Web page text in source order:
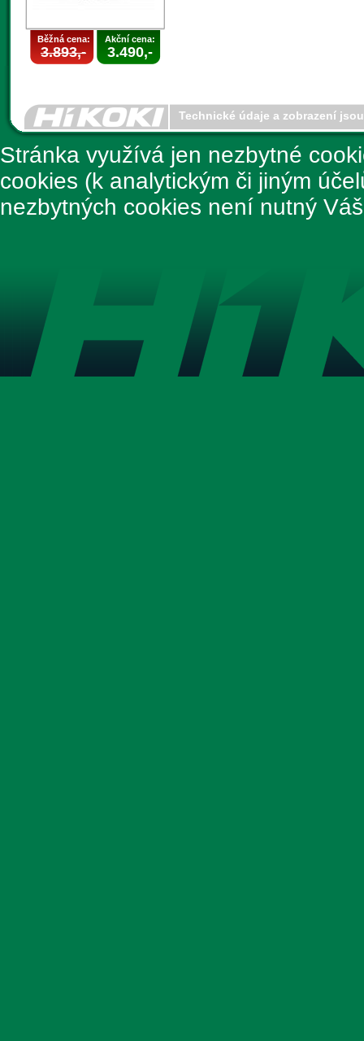
Běžná cena:
3.893,-
Akční cena:
3.490,-
Technické údaje a zobrazení
Stránka využívá jen nezbytné
cookies (k analytickým či jiným
nezbytných cookies není nutný